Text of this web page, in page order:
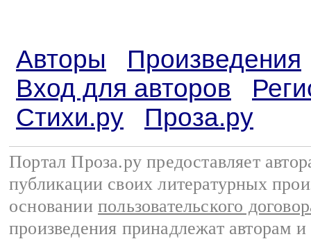
Авторы
Произведения
Вход для авторов
Стихи.ру
Проза.ру
Портал Проза.ру предоставляет
публикации своих литературных
основании пользовательского
произведения принадлежат авторам